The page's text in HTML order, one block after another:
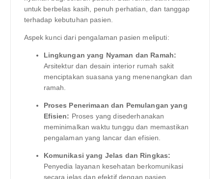
untuk berbelas kasih, penuh perhatian, dan tanggap
terhadap kebutuhan pasien.
Aspek kunci dari pengalaman pasien meliputi:
Lingkungan yang Nyaman dan Ramah:
Arsitektur dan desain interior rumah sakit
menciptakan suasana yang menenangkan dan
ramah.
Proses Penerimaan dan Pemulangan yang
Efisien: Proses yang disederhanakan
meminimalkan waktu tunggu dan memastikan
pengalaman yang lancar dan efisien.
Komunikasi yang Jelas dan Ringkas:
Penyedia layanan kesehatan berkomunikasi
secara jelas dan efektif dengan pasien,